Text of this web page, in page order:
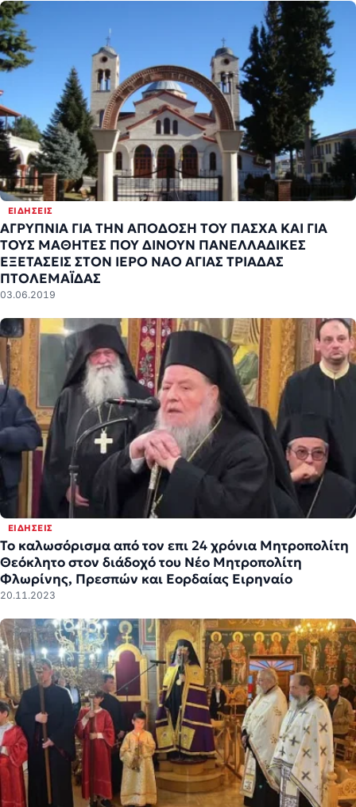
ΕΙΔΉΣΕΙΣ
ΑΓΡΥΠΝΙΑ ΓΙΑ ΤΗΝ ΑΠΟΔΟΣΗ ΤΟΥ ΠΑΣΧΑ ΚΑΙ ΓΙΑ
ΤΟΥΣ ΜΑΘΗΤΕΣ ΠΟΥ ΔΙΝΟΥΝ ΠΑΝΕΛΛΑΔΙΚΕΣ
ΕΞΕΤΑΣΕΙΣ ΣΤΟΝ ΙΕΡΟ ΝΑΟ ΑΓΙΑΣ ΤΡΙΑΔΑΣ
ΠΤΟΛΕΜΑΪΔΑΣ
03.06.2019
ΕΙΔΉΣΕΙΣ
Το καλωσόρισμα από τον επι 24 χρόνια Μητροπολίτη
Θεόκλητο στον διάδοχό του Νέο Μητροπολίτη
Φλωρίνης, Πρεσπών και Εορδαίας Ειρηναίο
20.11.2023